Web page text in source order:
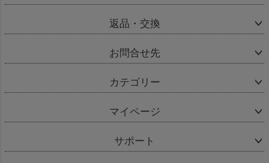
返品・交換
お問合せ先
カテゴリー
マイページ
サポート